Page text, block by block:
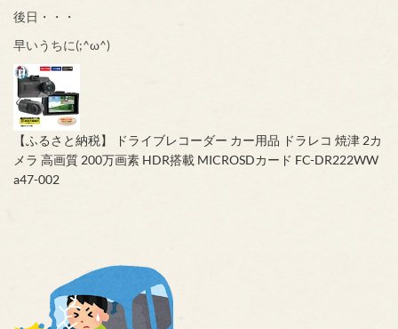
後日・・・
早いうちに(;^ω^)
【ふるさと納税】 ドライブレコーダー カー用品 ドラレコ 焼津 2カ
メラ 高画質 200万画素 HDR搭載 MICROSDカード FC-DR222WW
a47-002